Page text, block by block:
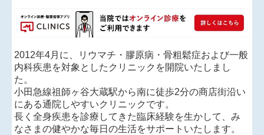
2012年4月に、リウマチ・膠原病・骨粗鬆症および一般
内科疾患を対象としたクリニックを開院いたしまし
た。
小田急線祖師ヶ谷大蔵駅から南に徒歩2分の商店街沿い
にある通院しやすいクリニックです。
長く全身疾患を診療してきた臨床経験を生かして、み
なさまの健やかな毎日の生活をサポートいたします。